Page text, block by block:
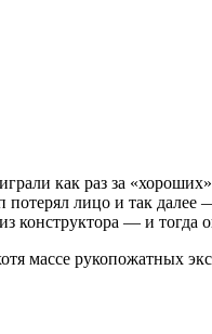
как раз за
лицо и так
конструктора — и
рукопожатных